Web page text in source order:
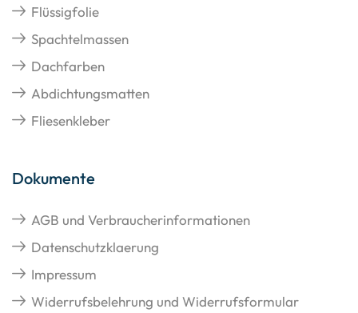
Flüssigfolie
Spachtelmassen
Dachfarben
Abdichtungsmatten
Fliesenkleber
Dokumente
AGB und Verbraucherinformationen
Datenschutzklaerung
Impressum
Widerrufsbelehrung und Widerrufsformular